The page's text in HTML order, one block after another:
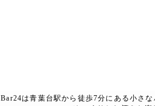
Bar24は青葉台駅から徒歩7分にある小さ